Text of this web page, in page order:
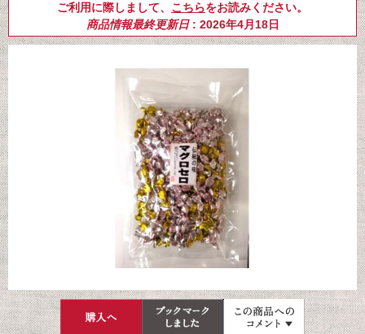
ご利用に際しまして、 こちらをお読みください。
商品情報最終更新日: 2026年4月18日